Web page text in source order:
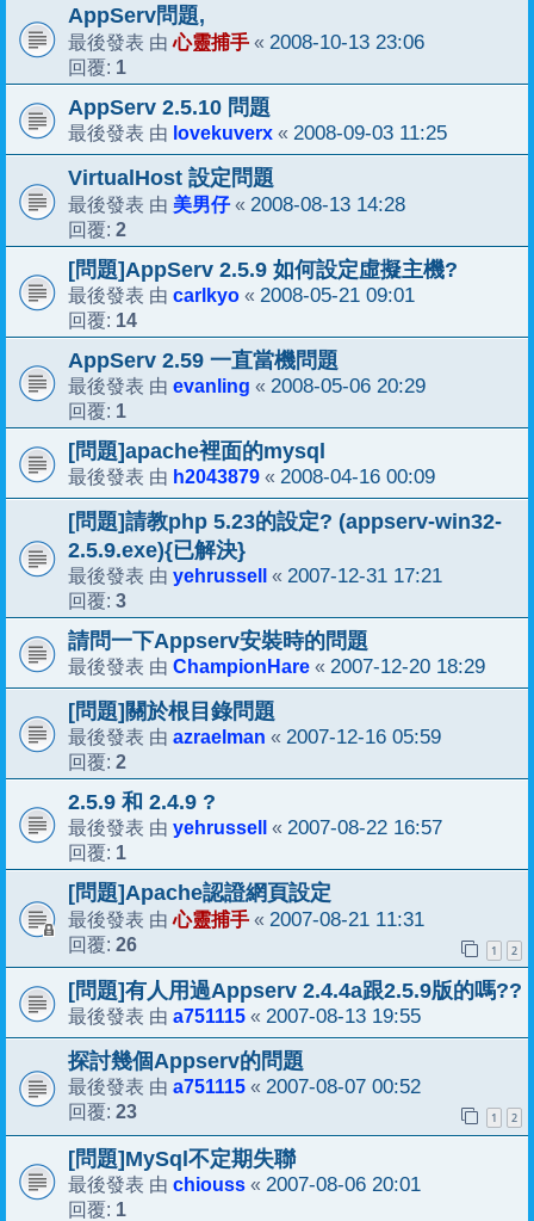
AppServ問題,
最後發表 由心靈捕手 « 2008-10-13 23:06
回覆: 1
AppServ 2.5.10 問題
最後發表 由 lovekuverx « 2008-09-03 11:25
VirtualHost 設定問題
最後發表 由 美男仔« 2008-08-13 14:28
回覆: 2
[問題]AppServ 2.5.9 如何設定虛擬主機?
最後發表 由 carlkyo « 2008-05-21 09:01
回覆: 14
AppServ 2.59 一直當機問題
最後發表 由 evanling « 2008-05-06 20:29
回覆: 1
[問題]apache裡面的mysql
最後發表 由 h2043879 « 2008-04-16 00:09
[問題]請教php 5.23的設定? (appserv-win32-
2.5.9.exe){已解決}
最後發表 由 yehrussell « 2007-12-31 17:21
回覆: 3
請問一下Appserv安裝時的問題
最後發表 由 ChampionHare « 2007-12-20 18:29
[問題]關於根目錄問題
最後發表 由 azraelman « 2007-12-16 05:59
回覆: 2
2.5.9 和 2.4.9 ?
最後發表 由 yehrussell « 2007-08-22 16:57
回覆: 1
[問題]Apache認證網頁設定
最後發表 由心靈捕手 « 2007-08-21 11:31
回覆: 26 1 2
[問題]有人用過Appserv 2.4.4a跟2.5.9版的嗎??
最後發表 由 a751115 « 2007-08-13 19:55
探討幾個Appserv的問題
最後發表 由 a751115 « 2007-08-07 00:52
回覆: 23 1 2
[問題]MySql不定期失聯
最後發表 由 chiouss « 2007-08-06 20:01
回覆: 1